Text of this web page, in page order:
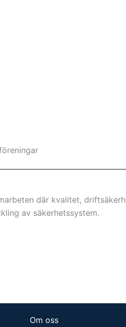
där kvalitet,
av säkerhetssystem.
Om oss